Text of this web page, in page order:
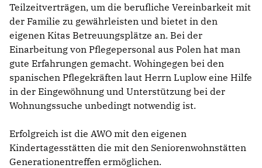
Teilzeitverträgen, um die berufliche Vereinbarkeit mit
der Familie zu gewährleisten und bietet in den
eigenen Kitas Betreuungsplätze an. Bei der
Einarbeitung von Pflegepersonal aus Polen hat man
gute Erfahrungen gemacht. Wohingegen bei den
spanischen Pflegekräften laut Herrn Luplow eine Hilfe
in der Eingewöhnung und Unterstützung bei der
Wohnungssuche unbedingt notwendig ist.
Erfolgreich ist die AWO mit den eigenen
Kindertagesstätten die mit den Seniorenwohnstätten
Generationentreffen ermöglichen.